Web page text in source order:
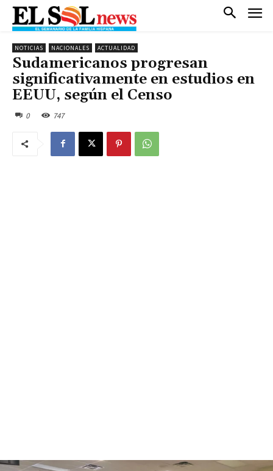
NOTICIAS NACIONALES ACTUALIDAD
Sudamericanos progresan
significativamente en estudios en
EEUU, según el Censo
0 747